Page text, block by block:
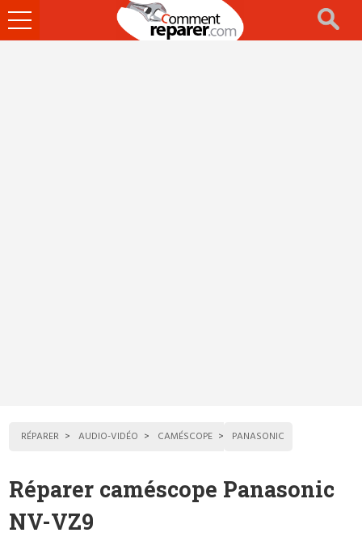
Ouvrir
le
RÉPARER AUDIO-VIDÉO CAMÉSCOPE PANASONIC
Réparer caméscope Panasonic
NV-VZ9